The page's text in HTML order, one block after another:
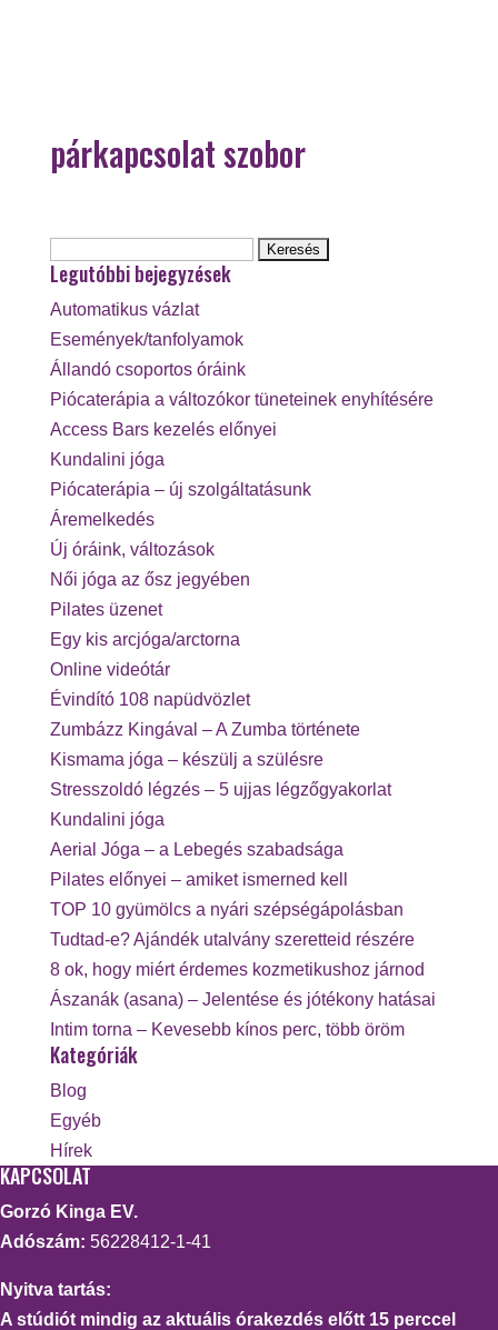
párkapcsolat szobor
Legutóbbi bejegyzések
Automatikus vázlat
Események/tanfolyamok
Állandó csoportos óráink
Piócaterápia a változókor tüneteinek enyhítésére
Access Bars kezelés előnyei
Kundalini jóga
Piócaterápia – új szolgáltatásunk
Áremelkedés
Új óráink, változások
Női jóga az ősz jegyében
Pilates üzenet
Egy kis arcjóga/arctorna
Online videótár
Évindító 108 napüdvözlet
Zumbázz Kingával – A Zumba története
Kismama jóga – készülj a szülésre
Stresszoldó légzés – 5 ujjas légzőgyakorlat
Kundalini jóga
Aerial Jóga – a Lebegés szabadsága
Pilates előnyei – amiket ismerned kell
TOP 10 gyümölcs a nyári szépségápolásban
Tudtad-e? Ajándék utalvány szeretteid részére
8 ok, hogy miért érdemes kozmetikushoz járnod
Ászanák (asana) – Jelentése és jótékony hatásai
Intim torna – Kevesebb kínos perc, több öröm
Kategóriák
Blog
Egyéb
Hírek
KAPCSOLAT
Gorzó Kinga EV.
Adószám: 56228412-1-41
Nyitva tartás:
A stúdiót mindig az aktuális órakezdés előtt 15 perccel